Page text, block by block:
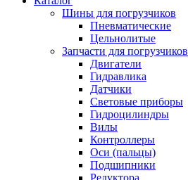
Шины для погрузчиков
Пневматические
Цельнолитые
Запчасти для погрузчиков
Двигатели
Гидравлика
Датчики
Световые приборы
Гидроцилиндры
Вилы
Контроллеры
Оси (пальцы)
Подшипники
Редуктора